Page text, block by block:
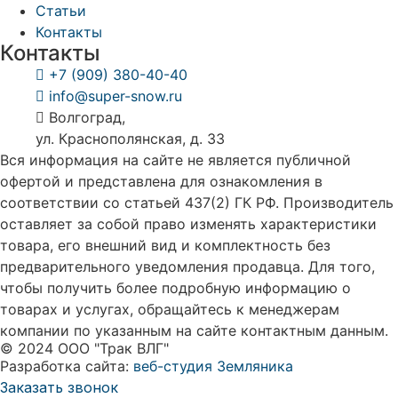
Статьи
Контакты
Контакты
+7 (909) 380-40-40
info@super-snow.ru
Волгоград,
ул. Краснополянская, д. 33
Вся информация на сайте не является публичной
офертой и представлена для ознакомления в
соответствии со статьей 437(2) ГК РФ. Производитель
оставляет за собой право изменять характеристики
товара, его внешний вид и комплектность без
предварительного уведомления продавца. Для того,
чтобы получить более подробную информацию о
товарах и услугах, обращайтесь к менеджерам
компании по указанным на сайте контактным данным.
© 2024 ООО "Трак ВЛГ"
Разработка сайта: веб-студия Земляника
Заказать звонок